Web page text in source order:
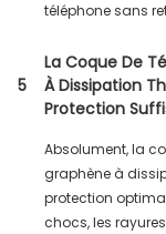
téléphone sans
5
La Coque De
À Dissipation
Protection
Absolument, la
graphène à
protection
chocs, les